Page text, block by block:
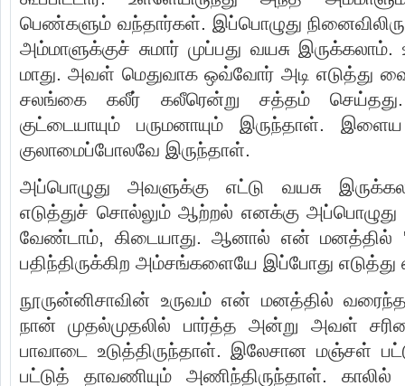
பெண்களும் வந்தார்கள். இப்பொழுது
அம்மாளுக்குச் சுமார் முப்பது வயசு
மாது. அவள் மெதுவாக ஒவ்வோர் அடி எடுத்து
சலங்கை கலீர் கலீரென்று சத்தம்
குட்டையாயும் பருமனாயும் இருந்தாள்.
குலாமைப்போலவே இருந்தாள்.
அப்பொழுது அவளுக்கு எட்டு வயசு
எடுத்துச் சொல்லும் ஆற்றல் எனக்கு
வேண்டாம், கிடையாது. ஆனால் என் மனத்தில்
பதிந்திருக்கிற அம்சங்களையே இப்போது எடுத்து
நூருன்னிசாவின் உருவம் என் மனத்தில் வரைந்த
நான் முதல்முதலில் பார்த்த அன்று அவள்
பாவாடை உடுத்திருந்தாள். இலேசான மஞ்சள்
பட்டுத் தாவணியும் அணிந்திருந்தாள். காலில்